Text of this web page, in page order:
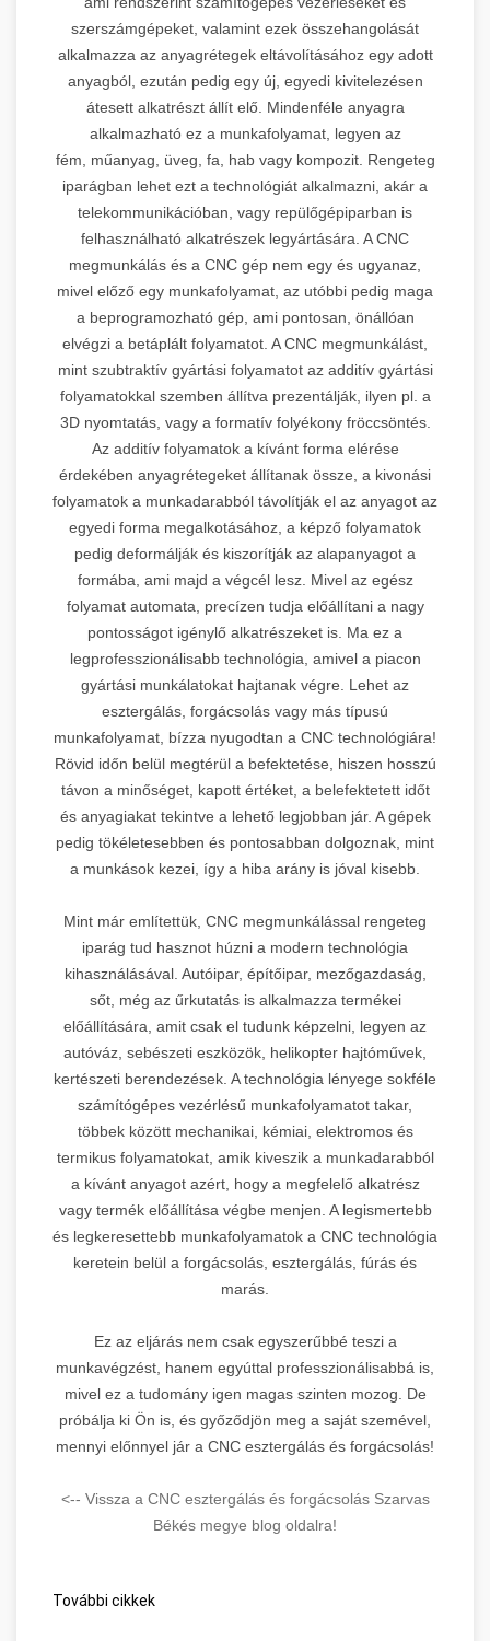
szerszámgépeket, valamint ezek összehangolását
alkalmazza az anyagrétegek eltávolításához egy adott
anyagból, ezután pedig egy új, egyedi kivitelezésen
átesett alkatrészt állít elő. Mindenféle anyagra
alkalmazható ez a munkafolyamat, legyen az
fém, műanyag, üveg, fa, hab vagy kompozit. Rengeteg
iparágban lehet ezt a technológiát alkalmazni, akár a
telekommunikációban, vagy repülőgépiparban is
felhasználható alkatrészek legyártására. A CNC
megmunkálás és a CNC gép nem egy és ugyanaz,
mivel előző egy munkafolyamat, az utóbbi pedig maga
a beprogramozható gép, ami pontosan, önállóan
elvégzi a betáplált folyamatot. A CNC megmunkálást,
mint szubtraktív gyártási folyamatot az additív gyártási
folyamatokkal szemben állítva prezentálják, ilyen pl. a
3D nyomtatás, vagy a formatív folyékony fröccsöntés.
Az additív folyamatok a kívánt forma elérése
érdekében anyagrétegeket állítanak össze, a kivonási
folyamatok a munkadarabból távolítják el az anyagot az
egyedi forma megalkotásához, a képző folyamatok
pedig deformálják és kiszorítják az alapanyagot a
formába, ami majd a végcél lesz. Mivel az egész
folyamat automata, precízen tudja előállítani a nagy
pontosságot igénylő alkatrészeket is. Ma ez a
legprofesszionálisabb technológia, amivel a piacon
gyártási munkálatokat hajtanak végre. Lehet az
esztergálás, forgácsolás vagy más típusú
munkafolyamat, bízza nyugodtan a CNC technológiára!
Rövid időn belül megtérül a befektetése, hiszen hosszú
távon a minőséget, kapott értéket, a belefektetett időt
és anyagiakat tekintve a lehető legjobban jár. A gépek
pedig tökéletesebben és pontosabban dolgoznak, mint
a munkások kezei, így a hiba arány is jóval kisebb.
Mint már említettük, CNC megmunkálással rengeteg
iparág tud hasznot húzni a modern technológia
kihasználásával. Autóipar, építőipar, mezőgazdaság,
sőt, még az űrkutatás is alkalmazza termékei
előállítására, amit csak el tudunk képzelni, legyen az
autóváz, sebészeti eszközök, helikopter hajtóművek,
kertészeti berendezések. A technológia lényege sokféle
számítógépes vezérlésű munkafolyamatot takar,
többek között mechanikai, kémiai, elektromos és
termikus folyamatokat, amik kiveszik a munkadarabból
a kívánt anyagot azért, hogy a megfelelő alkatrész
vagy termék előállítása végbe menjen. A legismertebb
és legkeresettebb munkafolyamatok a CNC technológia
keretein belül a forgácsolás, esztergálás, fúrás és
marás.
Ez az eljárás nem csak egyszerűbbé teszi a
munkavégzést, hanem egyúttal professzionálisabbá is,
mivel ez a tudomány igen magas szinten mozog. De
próbálja ki Ön is, és győződjön meg a saját szemével,
mennyi előnnyel jár a CNC esztergálás és forgácsolás!
<-- Vissza a CNC esztergálás és forgácsolás Szarvas
Békés megye blog oldalra!
További cikkek